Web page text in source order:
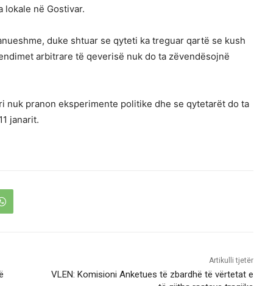
në Gostivar.
duke shtuar se qyteti ka treguar qartë se kush
arbitrare të qeverisë nuk do ta zëvendësojnë
nuk pranon eksperimente politike dhe se qytetarët do ta
janarit.
Artikulli tjetër
VLEN: Komisioni Anketues të zbardhë të vërtetat e